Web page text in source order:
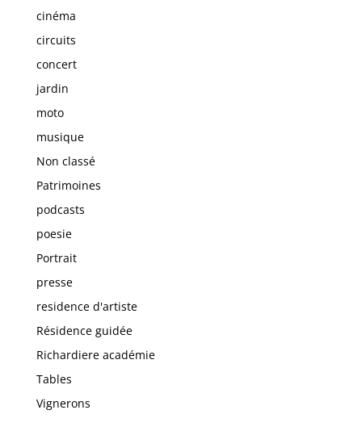
cinéma
circuits
concert
jardin
moto
musique
Non classé
Patrimoines
podcasts
poesie
Portrait
presse
residence d'artiste
Résidence guidée
Richardiere académie
Tables
Vignerons